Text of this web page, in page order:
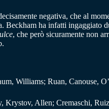
negativa, che al
Beckham ha infatti ingaggiato
, che però sicuramente non
Williams; Ruan, Canouse,
Krystov, Allen; Cremaschi,